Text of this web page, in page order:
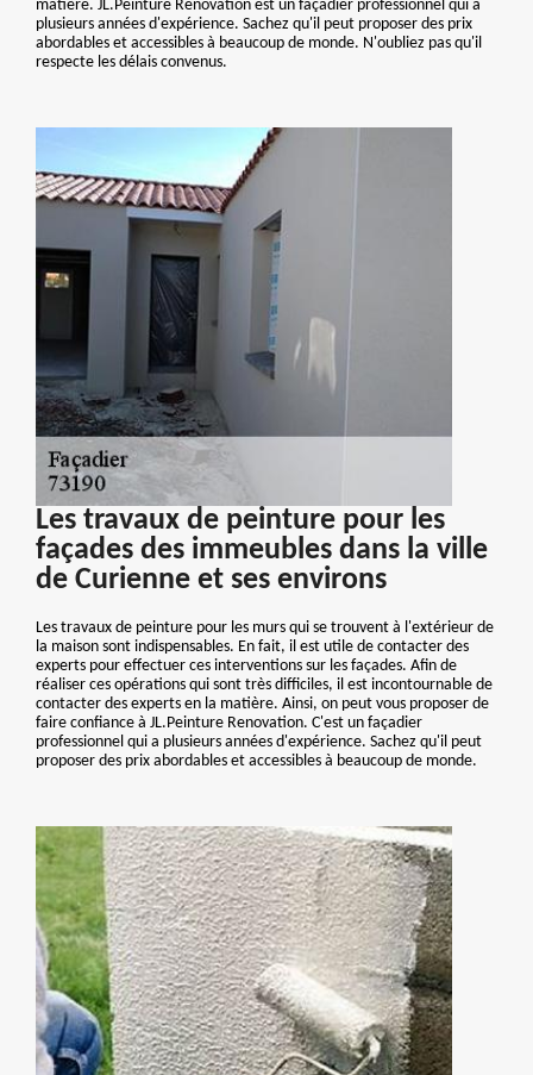
matière. JL.Peinture Renovation est un façadier professionnel qui a
plusieurs années d'expérience. Sachez qu'il peut proposer des prix
abordables et accessibles à beaucoup de monde. N'oubliez pas qu'il
respecte les délais convenus.
Les travaux de peinture pour les
façades des immeubles dans la ville
de Curienne et ses environs
Les travaux de peinture pour les murs qui se trouvent à l'extérieur de
la maison sont indispensables. En fait, il est utile de contacter des
experts pour effectuer ces interventions sur les façades. Afin de
réaliser ces opérations qui sont très difficiles, il est incontournable de
contacter des experts en la matière. Ainsi, on peut vous proposer de
faire confiance à JL.Peinture Renovation. C'est un façadier
professionnel qui a plusieurs années d'expérience. Sachez qu'il peut
proposer des prix abordables et accessibles à beaucoup de monde.